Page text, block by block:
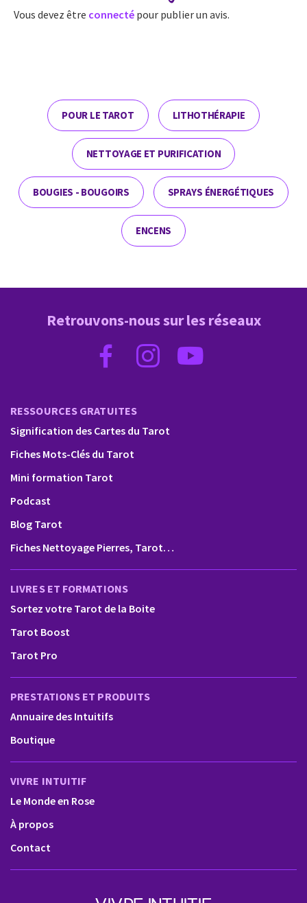
Vous devez être connecté pour publier un avis.
POUR LE TAROT LITHOTHÉRAPIE
NETTOYAGE ET PURIFICATION
BOUGIES - BOUGOIRS SPRAYS ÉNERGÉTIQUES
ENCENS
RESSOURCES GRATUITES
Signification des Cartes du Tarot
Fiches Mots-Clés du Tarot
Mini formation Tarot
Podcast
Blog Tarot
Fiches Nettoyage Pierres, Tarot…
LIVRES ET FORMATIONS
Sortez votre Tarot de la Boite
Tarot Boost
Tarot Pro
PRESTATIONS ET PRODUITS
Annuaire des Intuitifs
Boutique
VIVRE INTUITIF
Le Monde en Rose
À propos
Contact
Retrouvons-nous sur les réseaux